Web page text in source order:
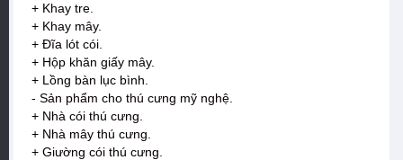
+ Khay tre.
+ Khay mây.
+ Đĩa lót cói.
+ Hộp khăn giấy mây.
+ Lồng bàn lục bình.
- Sản phẩm cho thú cưng mỹ nghệ.
+ Nhà cói thú cưng.
+ Nhà mây thú cưng.
+ Giường cói thú cưng.